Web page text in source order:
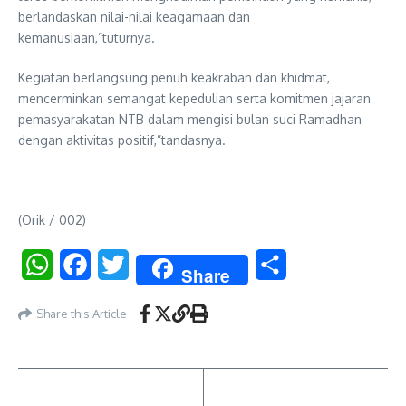
berlandaskan nilai-nilai keagamaan dan
kemanusiaan,”tuturnya.
Kegiatan berlangsung penuh keakraban dan khidmat,
mencerminkan semangat kepedulian serta komitmen jajaran
pemasyarakatan NTB dalam mengisi bulan suci Ramadhan
dengan aktivitas positif,”tandasnya.
(Orik / 002)
WhatsAppFacebookTwitter Share
Share this Article